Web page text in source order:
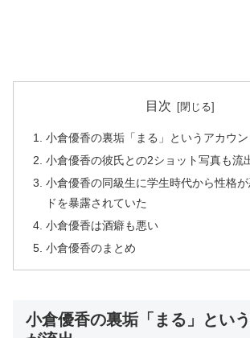
目次
小倉優香の裏垢「まる」というアカウ
小倉優香の彼氏との2ショット写真も流
小倉優香の同級生に学生時代から性格
ドを暴露されていた
小倉優香は酒癖も悪い
小倉優香のまとめ
小倉優香の裏垢「まる」とい